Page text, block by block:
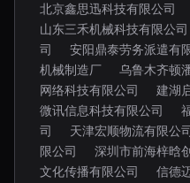
北京鑫思迅科技有限公司
山东三禾机械科技有限公司
司
安阳鼎泰劳务派遣有
机械制造厂
乌鲁木齐顿
网络科技有限公司
建湖
微讯信息科技有限公司
司
天津宏顺物流有限公
限公司
深圳市前海梓晗
文化传播有限公司
信德